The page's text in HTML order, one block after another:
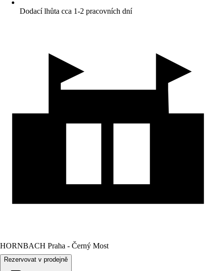
Dodací lhůta cca 1-2 pracovních dní
HORNBACH Praha - Černý Most
Rezervovat v prodejně